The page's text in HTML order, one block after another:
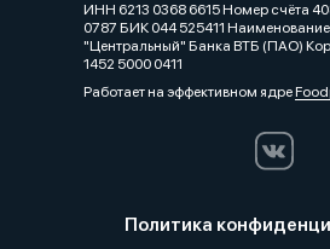
ИНН 6213 0368 6615 Номер счёта
0787 БИК 044 525411
"Центральный" Банка ВТБ (ПАО)
1452 5000 0411
Работает на эффективном ядре
Политика